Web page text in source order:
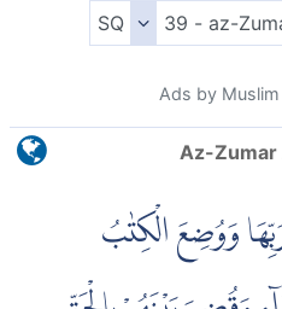
Ads by
Az-Zumar
وَوُضِعَ الْكِتٰبُ